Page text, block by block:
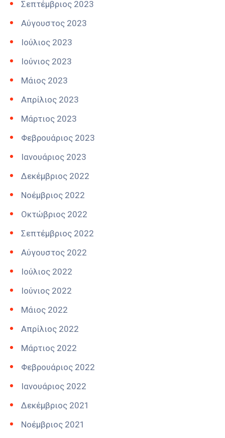
Σεπτέμβριος 2023
Αύγουστος 2023
Ιούλιος 2023
Ιούνιος 2023
Μάιος 2023
Απρίλιος 2023
Μάρτιος 2023
Φεβρουάριος 2023
Ιανουάριος 2023
Δεκέμβριος 2022
Νοέμβριος 2022
Οκτώβριος 2022
Σεπτέμβριος 2022
Αύγουστος 2022
Ιούλιος 2022
Ιούνιος 2022
Μάιος 2022
Απρίλιος 2022
Μάρτιος 2022
Φεβρουάριος 2022
Ιανουάριος 2022
Δεκέμβριος 2021
Νοέμβριος 2021